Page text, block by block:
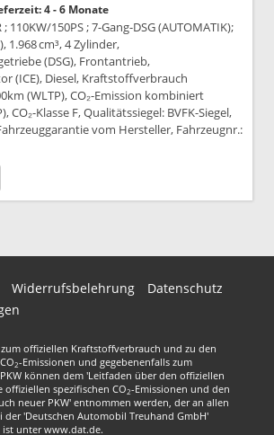
4 - 6 Monate
; 110KW/150PS ; 7-Gang-DSG (AUTOMATIK);
1.968 cm³, 4 Zylinder,
(DSG), Frontantrieb,
(ICE), Diesel, Kraftstoffverbrauch
(WLTP), CO₂-Emission kombiniert
CO₂-Klasse F, Qualitätssiegel: BVFK-Siegel,
vom Hersteller, Fahrzeugnr.:
Fahrzeugexposé drucken
Widerrufsbelehrung
Datenschutz
offiziellen Kraftstoffverbrauch und zu den
2-Emissionen und gegebenenfalls zum
können dem 'Leitfaden über den offiziellen
spezifischen CO2-Emissionen und den
neuer PKW' entnommen werden, der an allen
der 'Deutschen Automobil Treuhand GmbH'
unter www.dat.de.